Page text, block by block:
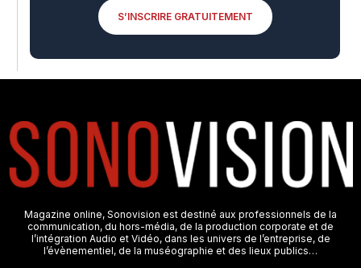
S’INSCRIRE GRATUITEMENT
Magazine online, Sonovision est destiné aux professionnels de la
communication, du hors-média, de la production corporate et de
l’intégration Audio et Vidéo, dans les univers de l’entreprise, de
l’évènementiel, de la muséographie et des lieux publics…